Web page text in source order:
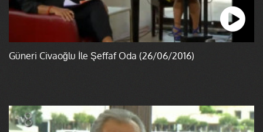
Güneri Civaoğlu İle Şeffaf Oda (26/06/2016)